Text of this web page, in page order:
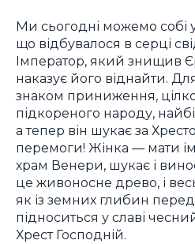
Ми сьогодні можемо собі
що відбувалося в серці
Імператор, який знищив
наказує його віднайти.
знаком приниження,
підкореного народу,
а тепер він шукає за
перемоги! Жінка — мати
храм Венери, шукає і
це живоносне древо, і
як із земних глибин
підноситься у славі
Хрест Господній.